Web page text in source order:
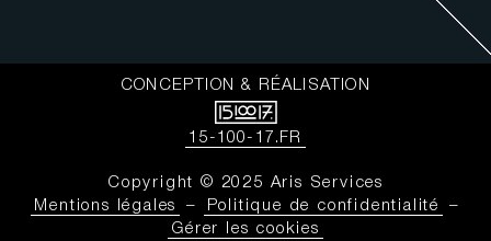
CONCEPTION & RÉALISATION
15-100-17.FR
Copyright © 2025 Aris Services
Mentions légales
– Politique de confidentialité
–
Gérer les cookies